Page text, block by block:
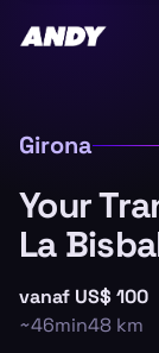
Girona
Your
La
vanaf US$ 100
~46min48 km